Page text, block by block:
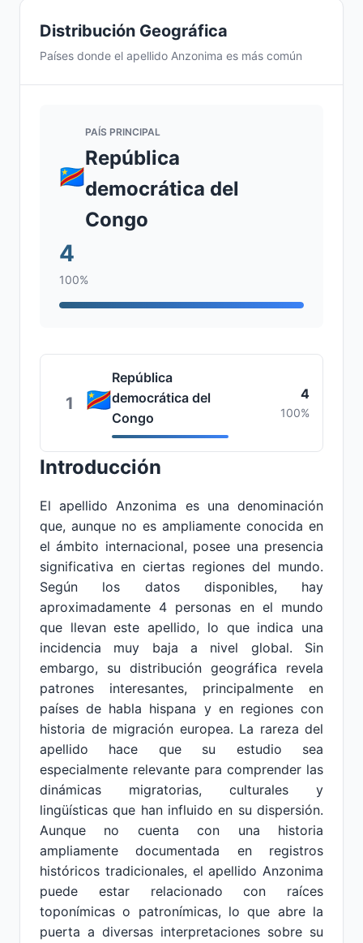
Distribución Geográfica
Países donde el apellido Anzonima es más común
PAÍS PRINCIPAL
República
democrática del
Congo
4
100%
1
República
democrática del
Congo
4
100%
Introducción
El apellido Anzonima es una denominación
que, aunque no es ampliamente conocida en
el ámbito internacional, posee una presencia
significativa en ciertas regiones del mundo.
Según los datos disponibles, hay
aproximadamente 4 personas en el mundo
que llevan este apellido, lo que indica una
incidencia muy baja a nivel global. Sin
embargo, su distribución geográfica revela
patrones interesantes, principalmente en
países de habla hispana y en regiones con
historia de migración europea. La rareza del
apellido hace que su estudio sea
especialmente relevante para comprender las
dinámicas migratorias, culturales y
lingüísticas que han influido en su dispersión.
Aunque no cuenta con una historia
ampliamente documentada en registros
históricos tradicionales, el apellido Anzonima
puede estar relacionado con raíces
toponímicas o patronímicas, lo que abre la
puerta a diversas interpretaciones sobre su